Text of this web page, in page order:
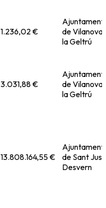
1.236,02 €
Ajuntament
de Vilanova i
la Geltrú
3.031,88 €
Ajuntament
de Vilanova i
la Geltrú
13.808.164,55 €
Ajuntament
de Sant Just
Desvern